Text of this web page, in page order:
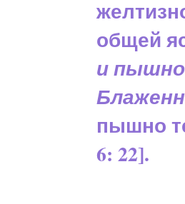
общей
и пышно
пышно
6: 22].